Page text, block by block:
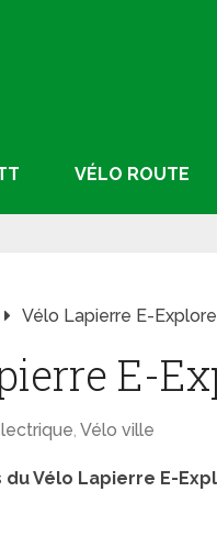
VÉLO ROUTE
Vélo Lapierre E-
E-
, Vélo ville
Vélo Lapierre E-